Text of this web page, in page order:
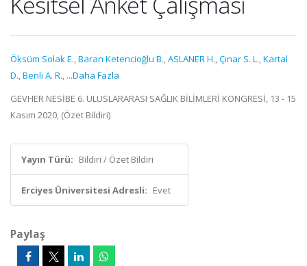
Öksüm Solak E.,Baran Ketencioğlu B.,ASLANER H.,Çınar S. L.,Kartal
D.,Benli A. R., ...Daha Fazla
GEVHER NESİBE 6. ULUSLARARASI SAĞLIK BİLİMLERİ KONGRESİ, 13 - 15
Kasım 2020, (Özet Bildiri)
Yayın Türü: Bildiri / Özet Bildiri
Erciyes Üniversitesi Adresli: Evet
Paylaş